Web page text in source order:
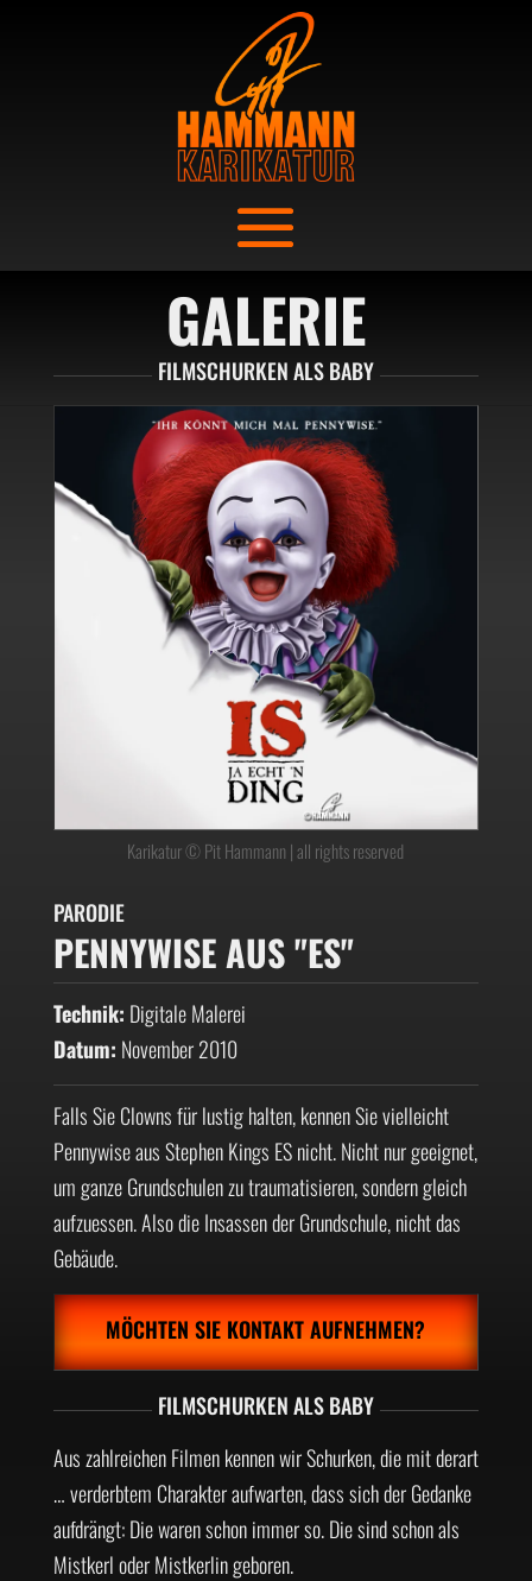
GALERIE
FILMSCHURKEN ALS BABY
Karikatur © Pit Hammann | all rights reserved
PARODIE
PENNYWISE AUS "ES"
Technik: Digitale Malerei
Datum: November 2010
Falls Sie Clowns für lustig halten, kennen Sie vielleicht
Pennywise aus Stephen Kings ES nicht. Nicht nur geeignet,
um ganze Grundschulen zu traumatisieren, sondern gleich
aufzuessen. Also die Insassen der Grundschule, nicht das
Gebäude.
MÖCHTEN SIE KONTAKT AUFNEHMEN?
FILMSCHURKEN ALS BABY
Aus zahlreichen Filmen kennen wir Schurken, die mit derart
… verderbtem Charakter aufwarten, dass sich der Gedanke
aufdrängt: Die waren schon immer so. Die sind schon als
Mistkerl oder Mistkerlin geboren.